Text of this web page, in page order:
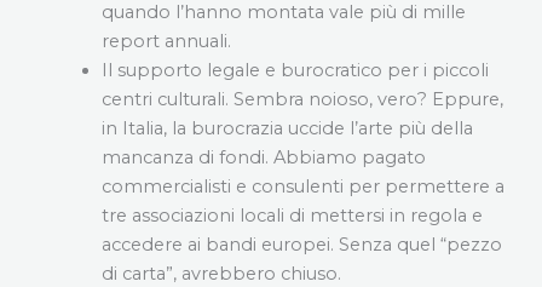
quando l’hanno montata vale più di mille
report annuali.
Il supporto legale e burocratico per i piccoli
centri culturali. Sembra noioso, vero? Eppure,
in Italia, la burocrazia uccide l’arte più della
mancanza di fondi. Abbiamo pagato
commercialisti e consulenti per permettere a
tre associazioni locali di mettersi in regola e
accedere ai bandi europei. Senza quel “pezzo
di carta”, avrebbero chiuso.